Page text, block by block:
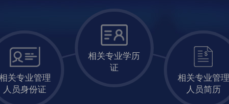
关专业管理
人员身份证
相关专业学历
证
相关专业管理
人员简历